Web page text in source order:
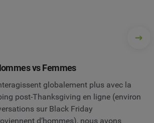
vs Femmes
globalement plus avec la
post-Thanksgiving en ligne (environ
sur Black Friday
d’hommes), nous avons